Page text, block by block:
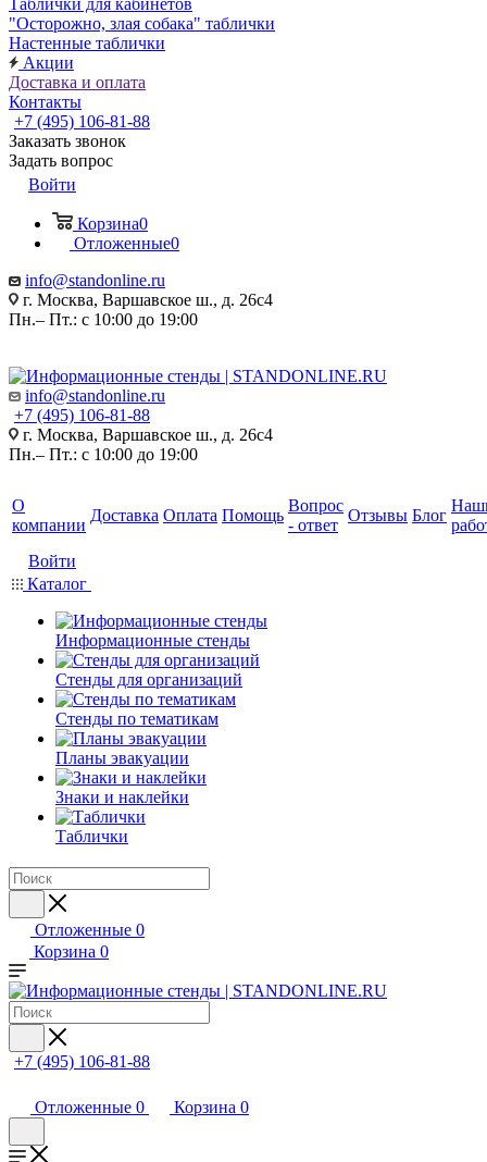
Таблички для кабинетов
"Осторожно, злая собака" таблички
Настенные таблички
Акции
Доставка и оплата
Контакты
+7 (495) 106-81-88
Заказать звонок
Задать вопрос
Войти
Корзина0
Отложенные0
info@standonline.ru
г. Москва, Варшавское ш., д. 26с4
Пн.– Пт.: с 10:00 до 19:00
info@standonline.ru
+7 (495) 106-81-88
г. Москва, Варшавское ш., д. 26с4
Пн.– Пт.: с 10:00 до 19:00
О
компании
Доставка Оплата Помощь
Вопрос
- ответ
Отзывы Блог
Войти
Каталог
Информационные стенды
Стенды для организаций
Стенды по тематикам
Планы эвакуации
Знаки и наклейки
Таблички
Отложенные 0
Корзина 0
+7 (495) 106-81-88
Отложенные 0 Корзина 0